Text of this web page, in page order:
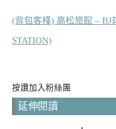
(背包客棧) 高松旅館 – BJ
STATION)
按讚加入粉絲團
延伸閱讀